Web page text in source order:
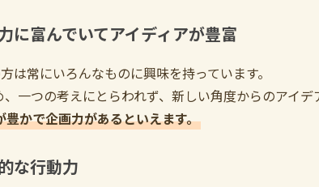
に富んでいてアイディアが豊富
は常にいろんなものに興味を持っています。
、一つの考えにとらわれず、新しい角度からのアイ
豊かで企画力があるといえます。
な行動力